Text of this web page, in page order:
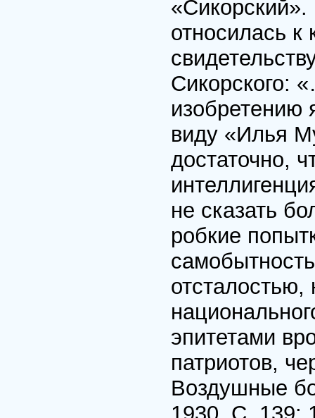
относилась к
Сикорского:
изобретению
виду «Илья
достаточно,
не сказать
робкие
эпитетами
патриотов,
Воздушные